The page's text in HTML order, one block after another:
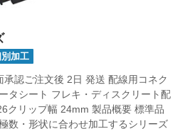
加工
認ご注文後 2日 発送 配線用コネク
タシート フレキ・ディスクリート配
クリップ幅 24mm 製品概要 標準品
数・形状に合わせ加工するシリーズ